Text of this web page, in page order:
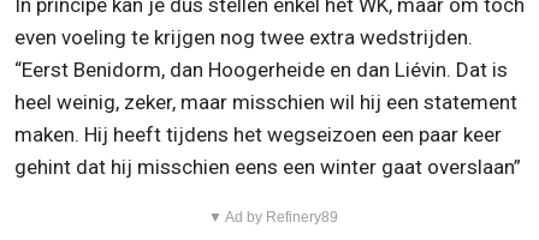
In principe kan je dus stellen enkel het WK, maar om toch
even voeling te krijgen nog twee extra wedstrijden.
“Eerst Benidorm, dan Hoogerheide en dan Liévin. Dat is
heel weinig, zeker, maar misschien wil hij een statement
maken. Hij heeft tijdens het wegseizoen een paar keer
gehint dat hij misschien eens een winter gaat overslaan”
▼ Ad by Refinery89